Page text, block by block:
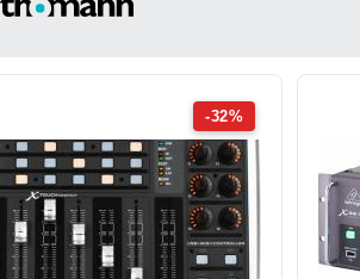
-32%